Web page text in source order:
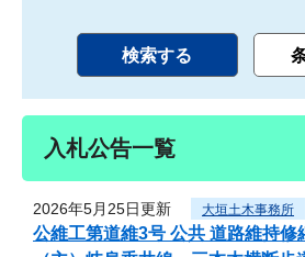
入札公告一覧
2026年5月25日更新 大垣土木事務所
公維工第道維3号 公共 道路維持修